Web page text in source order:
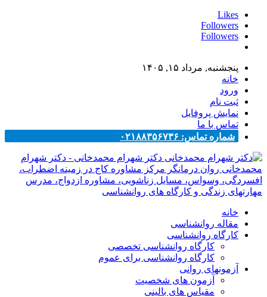
Likes
Followers
Followers
پنجشنبه, مرداد ۱۵, ۱۴۰۵
خانه
ورود
ثبت نام
نمایش پروفایل
تماس با ما
شماره تماس: ۰۲۱۸۸۳۵۶۷۳۶
دکتر شهرام محمدخانی - دکتر شهرام
محمدخانی روان درمانگر مرکز مشاوره کاج در زمینه اضطراب،
افسردگی، وسواس، مسایل زناشویی، مشاوره ازدواج، مدرس
مهارتهای زندگی و کارگاه های روانشناسی
خانه
مقاله روانشناسی
کارگاه روانشناسی
کارگاه روانشناسی تخصصی
کارگاه روانشناسی برای عموم
آزمونهای روانی
آزمون های شخصیت
مقیاس های بالینی